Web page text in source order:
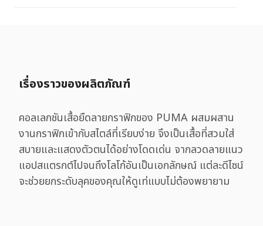
เรื่องราวของผลิตภัณฑ์
คอลเลกชันเสื้อยืดลายกราฟิกของ PUMA ผสมผสาน
งานกราฟิกเข้ากับสไตล์ที่เรียบง่าย จึงเป็นเสื้อที่สวมใส่
สบายและแสดงตัวตนได้อย่างโดดเด่น จากลวดลายแนว
แอปสแตรกต์ไปจนถึงโลโก้อันเป็นเอกลักษณ์ แต่ละดีไซน์
จะช่วยยกระดับลุคของคุณให้ดูเท่แบบไม่ต้องพยายาม